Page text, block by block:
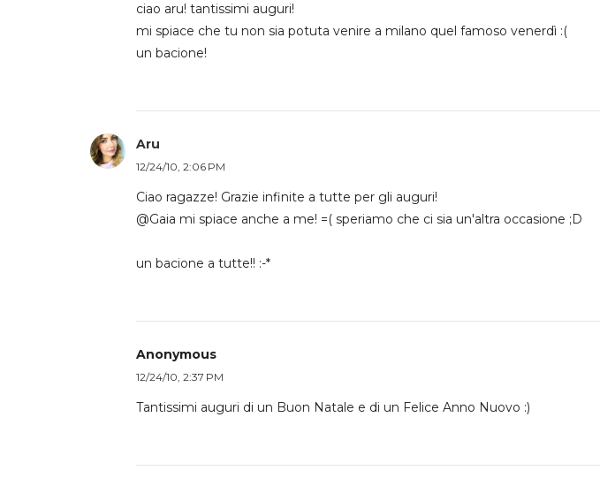
ciao aru! tantissimi auguri!
mi spiace che tu non sia potuta venire a milano quel famoso venerdì :(
un bacione!
Aru
12/24/10, 2:06 PM
Ciao ragazze! Grazie infinite a tutte per gli auguri!
@Gaia mi spiace anche a me! =( speriamo che ci sia un'altra occasione ;D
un bacione a tutte!! :-*
Anonymous
12/24/10, 2:37 PM
Tantissimi auguri di un Buon Natale e di un Felice Anno Nuovo :)